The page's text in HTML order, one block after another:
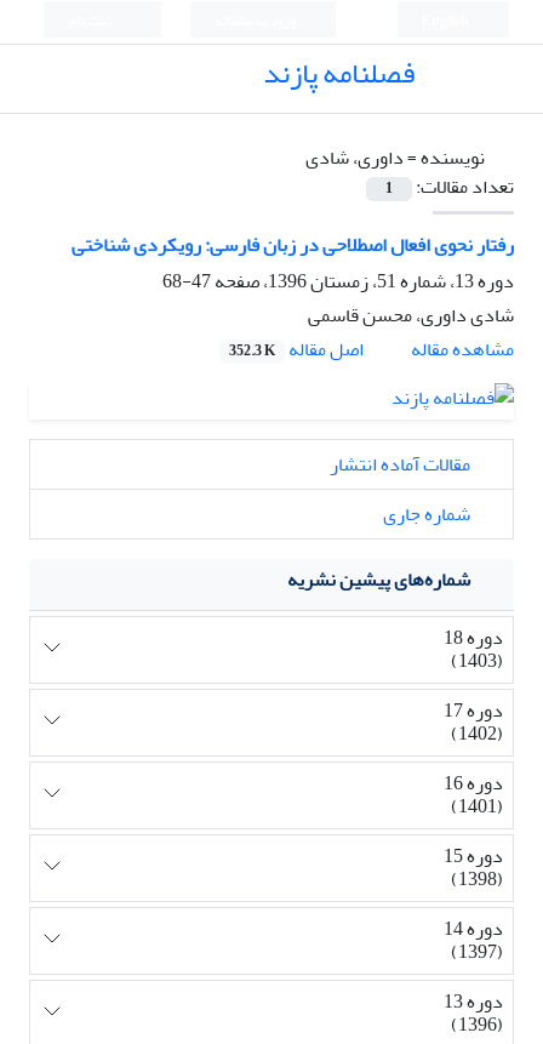
فصلنامه پازند
نویسنده =داوری، شادی
تعداد مقالات:
1
رفتار نحوی افعال اصطلاحی در زبان فارسی: رویکردی شناختی
دوره 13، شماره 51، زمستان 1396، صفحه
47-68
شادی داوری، محسن قاسمی
مشاهده مقاله
اصل مقاله 352.3 K
مقالات آماده انتشار
شماره جاری
شماره‌های پیشین نشریه
دوره 18
(1403)
دوره 17
(1402)
دوره 16
(1401)
دوره 15
(1398)
دوره 14
(1397)
دوره 13
(1396)